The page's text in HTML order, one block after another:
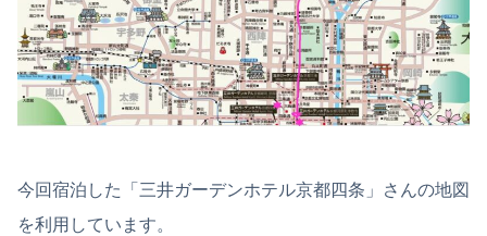
今回宿泊した「三井ガーデンホテル京都四条」さんの地図
を利用しています。